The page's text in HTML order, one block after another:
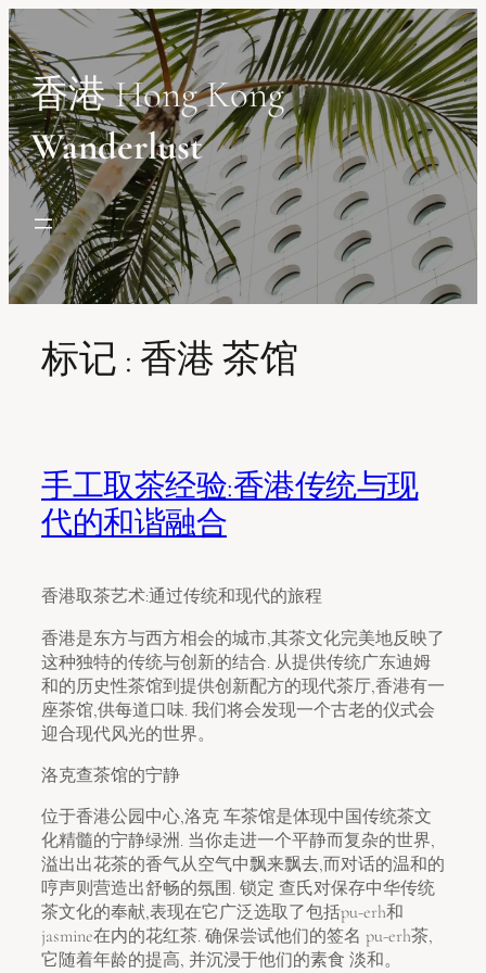
Skip
to
content
香港 Hong Kong
Wanderlust
标记 : 香港 茶馆
手工取茶经验:香港传统与现
代的和谐融合
香港取茶艺术:通过传统和现代的旅程
香港是东方与西方相会的城市,其茶文化完美地反映了
这种独特的传统与创新的结合. 从提供传统广东迪姆
和的历史性茶馆到提供创新配方的现代茶厅,香港有一
座茶馆,供每道口味. 我们将会发现一个古老的仪式会
迎合现代风光的世界。
洛克查茶馆的宁静
位于香港公园中心,洛克 车茶馆是体现中国传统茶文
化精髓的宁静绿洲. 当你走进一个平静而复杂的世界,
溢出出花茶的香气从空气中飘来飘去,而对话的温和的
哼声则营造出舒畅的氛围. 锁定 查氏对保存中华传统
茶文化的奉献,表现在它广泛选取了包括pu-erh和
jasmine在内的花红茶. 确保尝试他们的签名 pu-erh茶,
它随着年龄的提高, 并沉浸于他们的素食 淡和。